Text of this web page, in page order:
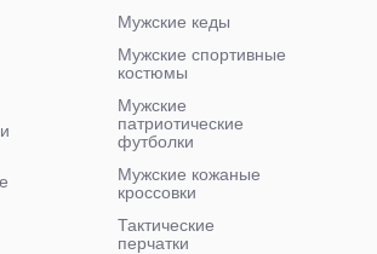
Мужские кеды
Мужские спортивные
костюмы
Мужские
патриотические
футболки
Мужские кожаные
кроссовки
Тактические
перчатки